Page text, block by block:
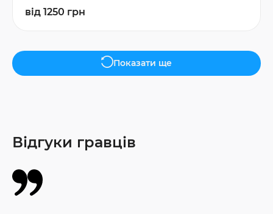
від 1250 грн
Показати ще
Відгуки гравців